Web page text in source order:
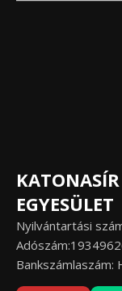
EGYESÜLET
Nyilvántartási